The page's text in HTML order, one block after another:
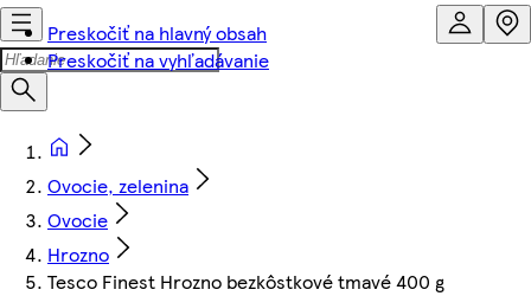
Preskočiť na hlavný obsah
Preskočiť na vyhľadávanie
Ovocie, zelenina
Ovocie
Hrozno
Tesco Finest Hrozno bezkôstkové tmavé 400 g